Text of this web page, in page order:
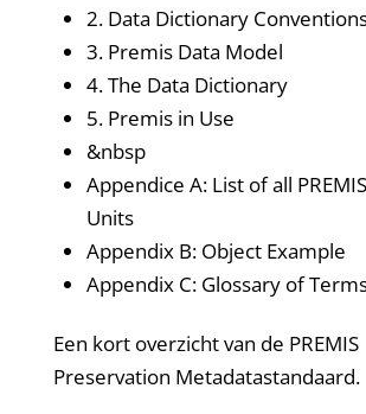
2. Data Dictionary
3. Premis Data Model
4. The Data Dictionary
5. Premis in Use
&nbsp
Appendice A: List of all
Units
Appendix B: Object Example
Appendix C: Glossary of
Een kort overzicht van de PREMIS
Preservation Metadatastandaard.